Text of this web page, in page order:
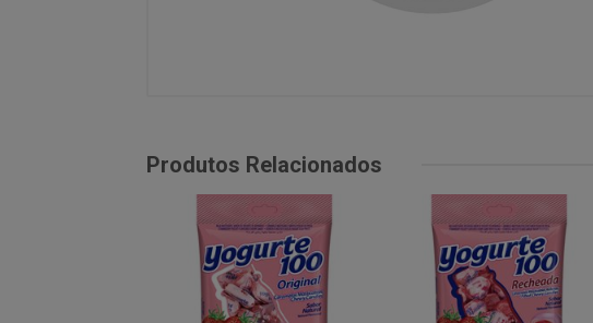
Produtos Relacionados